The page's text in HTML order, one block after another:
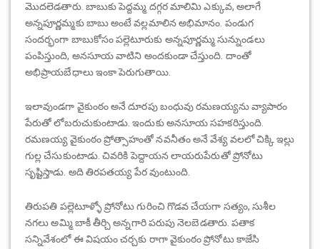
మొదలెడతారు. బాబుకు పెద్దమ్మ దగ్గర మాలిమి ఎక్కువ, అలాగే
అన్నపూర్ణమ్మకు బాబు అంటే వల్లమాలిన అభిమానం. పండుగ
సందర్భంగా బాబుకోసం పల్లెటూరుకు అన్నపూర్ణమ్మ సున్నుండలు
పంపిస్తుంది, అనసూయ వాటిని అందకుండా చేస్తుంది. దాంతో
అభిప్రాయబేధాలు ఇంకా పెరుగుతాయి.
ఇలావుండగా వైకుంఠం అనే దూరపు బంధువు రమణయ్యను వ్యాపారం
పేరుతో లోబరుచుకుంటాడు. ఇందుకు అనసూయ సహకరిస్తుంది.
రమణయ్య వైకుంఠం ప్రోత్సాహంతో నవనీతం అనే వేశ్య వలలో చిక్కి ఇల్లు
గుల్ల చేసుకుంటాడు. చివరికి పెద్దాయన లాయరుపేరుతో ప్రోనోటు
సృష్టిస్తాడు. అది తిరపతయ్య పేర వుంటుంది.
తిరుపతి పల్లెటూళ్ళో ప్రోనోటు గురించి గొడవ చేయగా సత్యం, సుశీల
నగలు అమ్మి బాకీ తీర్చి అన్నగారి పరుపు నెలబెడతారు. పతాక
సన్నివేశంలో ఈ విషయం చర్చకు రాగా వైకుంఠం ప్రోనోటు కాజేసి